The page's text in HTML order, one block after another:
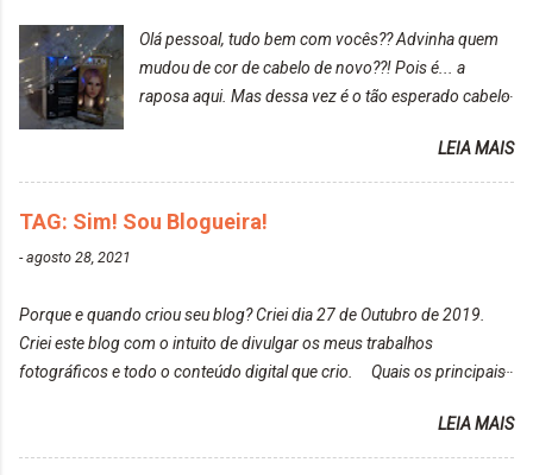
suas fotos? Sim. Posto aqui e pelas minhas páginas.
Tumblr, We heart it, ou instagram? Instagram. Eu
particularmente não gosto de Tumblr e nem do We
elas fiquem no modo original? Sou do time foto
de um determinado lugar ou de algo que estou
fotografan...
Olá pessoal, tudo bem com vocês?? Advinha quem
mudou de cor de cabelo de novo??! Pois é... a
raposa aqui. Mas dessa vez é o tão esperado cabelo
Louro Rosé Se vocês não acompanharam a saga do
meu cabelo colorido, vou deixar aqui embaixo, o link
de todos que fiz para vocês verem: ✨ Alfaparf | Alta
Moda é... Creative Crazy Colors Pink
Turkiss Blue
https://www.adrielly.com.br/2020/02/keraton-hard-
colors-turkiss-blue.html ✨ Alpha Line | Máscara
LEIA MAIS
TAG: Sim! Sou Blogueira!
-agosto 28, 2021
Porque e quando criou seu blog? Criei dia 27 de Outubro de 2019.
Criei este blog com o intuito de divulgar os meus trabalhos
fotográficos e todo o conteúdo digital que crio. Quais os principais
vida de Blogueira? Tem sido um sonho. Minha família me apoia muito.
Qual a parte chata da vida de Blogueira? Às vezes, a criatividade vai
LEIA MAIS